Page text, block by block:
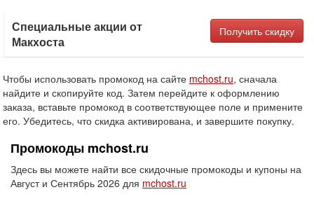
Специальные акции от
Макхоста
Получить скидку
Чтобы использовать промокод на сайте mchost.ru, сначала
найдите и скопируйте код. Затем перейдите к оформлению
заказа, вставьте промокод в соответствующее поле и примените
его. Убедитесь, что скидка активирована, и завершите покупку.
Промокоды mchost.ru
Здесь вы можете найти все скидочные промокоды и купоны на
Август и Сентябрь 2026 для mchost.ru